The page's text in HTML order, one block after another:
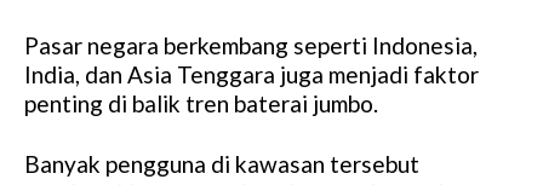
Pasar negara berkembang seperti Indonesia,
India, dan Asia Tenggara juga menjadi faktor
penting di balik tren baterai jumbo.
Banyak pengguna di kawasan tersebut